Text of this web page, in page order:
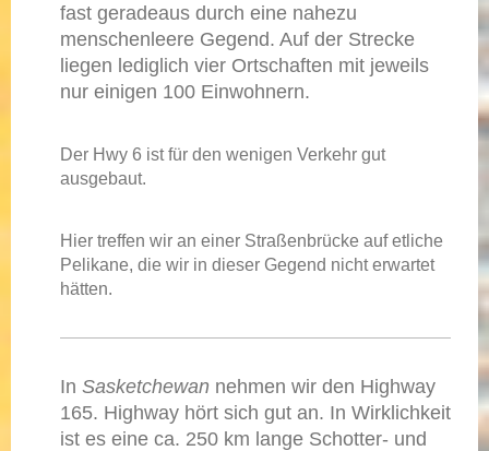
fast geradeaus durch eine nahezu
menschenleere Gegend. Auf der Strecke
liegen lediglich vier Ortschaften mit jeweils
nur einigen 100 Einwohnern.
Der Hwy 6 ist für den wenigen Verkehr gut
ausgebaut.
Hier treffen wir an einer Straßenbrücke auf etliche
Pelikane, die wir in dieser Gegend nicht erwartet
hätten.
In Sasketchewan nehmen wir den Highway
165. Highway hört sich gut an. In Wirklichkeit
ist es eine ca. 250 km lange Schotter- und